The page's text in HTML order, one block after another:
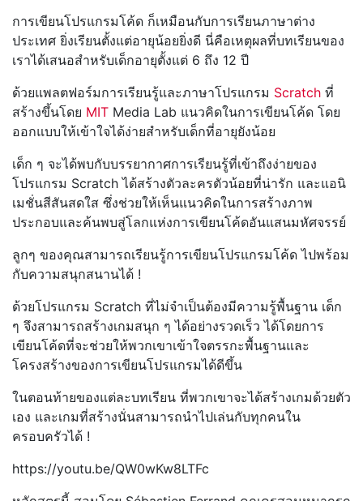
การเขียนโปรแกรมโค้ด ก็เหมือนกับการเรียนภาษาต่าง
ประเทศ ยิ่งเรียนตั้งแต่อายุน้อยยิ่งดี นี่คือเหตุผลที่บทเรียนของ
เราได้เสนอสำหรับเด็กอายุตั้งแต่ 6 ถึง 12 ปี
ด้วยแพลตฟอร์มการเรียนรู้และภาษาโปรแกรม Scratch ที่
สร้างขึ้นโดย MIT Media Lab แนวคิดในการเขียนโค้ด โดย
ออกแบบให้เข้าใจได้ง่ายสำหรับเด็กที่อายุยังน้อย
เด็ก ๆ จะได้พบกับบรรยากาศการเรียนรู้ที่เข้าถึงง่ายของ
โปรแกรม Scratch ได้สร้างตัวละครตัวน้อยที่น่ารัก และแอนิ
เมชั่นสีสันสดใส ซึ่งช่วยให้เห็นแนวคิดในการสร้างภาพ
ประกอบและค้นพบสู่โลกแห่งการเขียนโค้ดอันแสนมหัศจรรย์
ลูกๆ ของคุณสามารถเรียนรู้การเขียนโปรแกรมโค้ด ไปพร้อม
กับความสนุกสนานได้ !
ด้วยโปรแกรม Scratch ที่ไม่จำเป็นต้องมีความรู้พื้นฐาน เด็ก
ๆ จึงสามารถสร้างเกมสนุก ๆ ได้อย่างรวดเร็ว ได้โดยการ
เขียนโค้ดที่จะช่วยให้พวกเขาเข้าใจตรรกะพื้นฐานและ
โครงสร้างของการเขียนโปรแกรมได้ดีขึ้น
ในตอนท้ายของแต่ละบทเรียน ที่พวกเขาจะได้สร้างเกมด้วยตัว
เอง และเกมที่สร้างนั่นสามารถนำไปเล่นกับทุกคนใน
ครอบครัวได้ !
https://youtu.be/QW0wKw8LTFc